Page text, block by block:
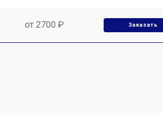
от 2700 ₽ Заказать